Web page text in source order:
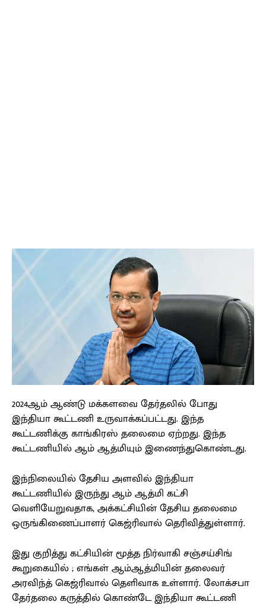
2024ஆம் ஆண்டு மக்களவை தேர்தலில் போது
இந்தியா கூட்டணி உருவாக்கப்பட்டது. இந்த
கூட்டணிக்கு காங்கிரஸ் தலைமை ஏற்றது. இந்த
கூட்டணியில் ஆம் ஆத்மியும் இணைந்துகொண்டது.
இந்நிலையில் தேசிய அளவில் இந்தியா
கூட்டணியில் இருந்து ஆம் ஆத்மி கட்சி
வெளியேறுவதாக, அக்கட்சியின் தேசிய தலைமை
ஒருங்கிணைப்பாளர் கெஜ்ரிவால் தெரிவித்துள்ளார்.
இது குறித்து கட்சியின் மூத்த நிர்வாகி சஞ்சய்சிங்
கூறுகையில் ; எங்கள் ஆம்ஆத்மியின் தலைவர்
அரவிந்த் கெஜ்ரிவால் தெளிவாக உள்ளார். லோக்சபா
தேர்தலை கருத்தில் கொண்டே இந்தியா கூட்டணி